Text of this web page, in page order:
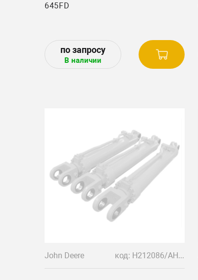
645FD
В наличии
John Deere код: H212086/AH212050